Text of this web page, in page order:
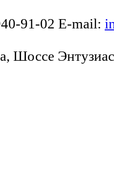
91-02 E-mail:
Шоссе